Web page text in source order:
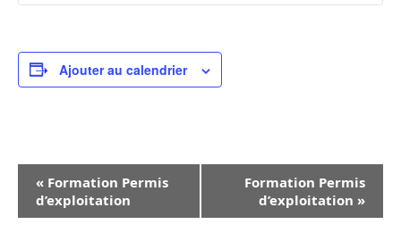
Ajouter au calendrier
v
« Formation Permis
d’exploitation
Formation Permis
d’exploitation »